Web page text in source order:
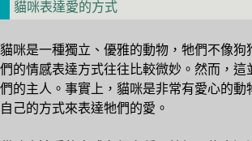
貓咪表達愛的方式
貓咪是一種獨立、優雅的動物，牠們不像狗
們的情感表達方式往往比較微妙。然而，這
們的主人。事實上，貓咪是非常有愛心的動
自己的方式來表達牠們的愛。